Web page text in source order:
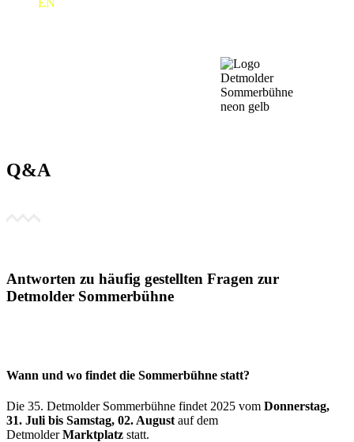
EN
Q&A
Antworten zu häufig gestellten Fragen zur
Detmolder Sommerbühne
Wann und wo findet die Sommerbühne statt?
Die 35. Detmolder Sommerbühne findet 2025 vom Donnerstag,
31. Juli bis Samstag, 02. August auf dem
DetmolderMarktplatz statt.